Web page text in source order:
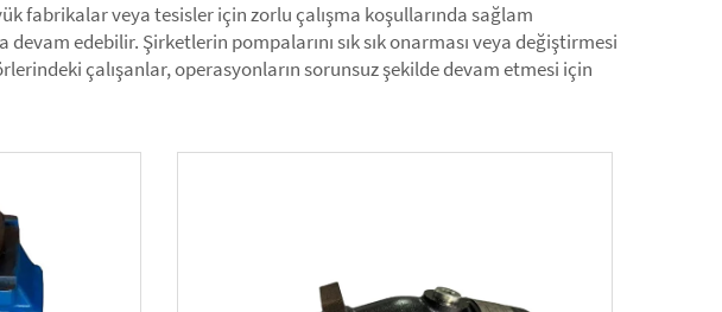
fabrikalar veya tesisler için zorlu çalışma koşullarında sağlam
edebilir. Şirketlerin pompalarını sık sık onarması veya değiştirmesi
çalışanlar, operasyonların sorunsuz şekilde devam etmesi için